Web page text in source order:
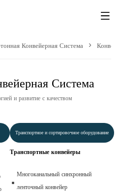
Конвейерная Система >
Система
и развитие с качеством
Транспортное и сортировочное оборудование
Транспортные конвейеры
Многоканальный синхронный
ленточный конвейер